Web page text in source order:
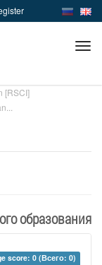
[RSCI]
образования
score: 0 (Всего: 0)